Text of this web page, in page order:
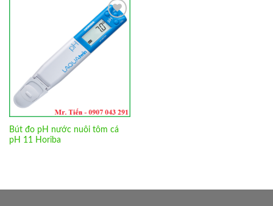
Add to
Wishlist
Bút đo pH nước nuôi tôm cá
pH 11 Horiba